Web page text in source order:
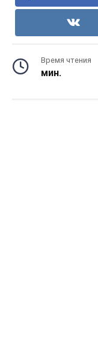
Время чтения
мин.